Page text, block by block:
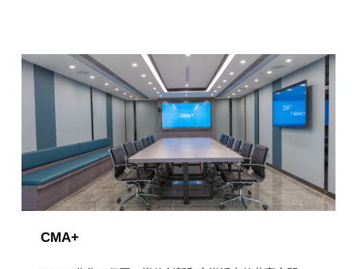
CMA+